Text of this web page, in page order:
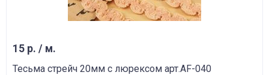
15 р. / м.
Тесьма стрейч 20мм с люрексом арт.AF-040